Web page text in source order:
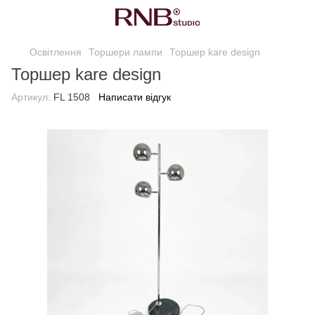
Освітлення Торшери лампи Торшер kare design
Торшер kare design
Артикул: FL 1508 Написати відгук